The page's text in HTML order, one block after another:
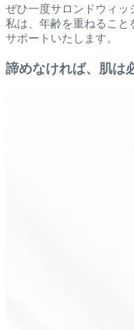
ぜひ一度サロンドウィッ
私は、年齢を重ねること
サポートいたします。
諦めなければ、肌は